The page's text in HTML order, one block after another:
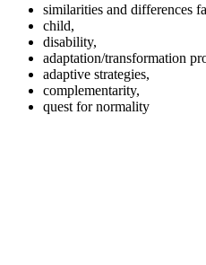
similarities and differences
child,
disability,
adaptation/transformation
adaptive strategies,
complementarity,
quest for normality